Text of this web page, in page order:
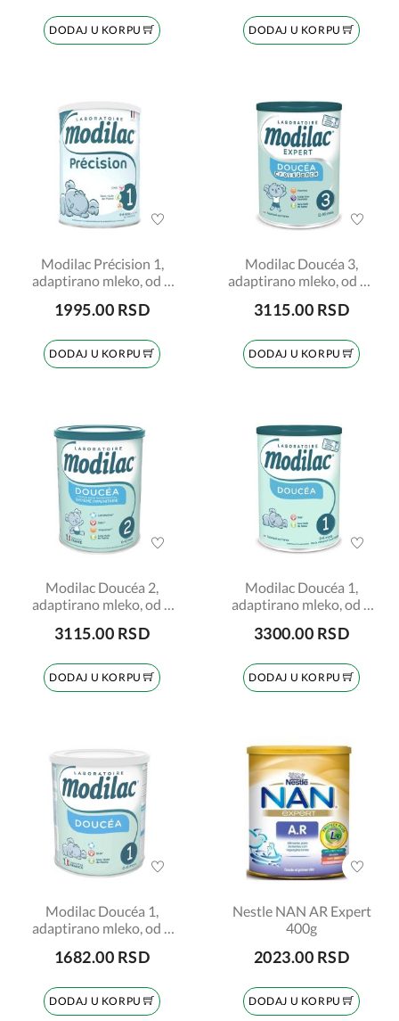
DODAJ U KORPU DODAJ U KORPU
Modilac Précision 1,
adaptirano mleko, od 0
1995.00 RSD
DODAJ U KORPU
Modilac Doucéa 3,
adaptirano mleko, od 12
3115.00 RSD
DODAJ U KORPU
Modilac Doucéa 2,
adaptirano mleko, od 6
3115.00 RSD
DODAJ U KORPU
Modilac Doucéa 1,
adaptirano mleko, od 0
3300.00 RSD
DODAJ U KORPU
Modilac Doucéa 1,
adaptirano mleko, od 0
1682.00 RSD
DODAJ U KORPU
Nestle NAN AR Expert
400g
2023.00 RSD
DODAJ U KORPU